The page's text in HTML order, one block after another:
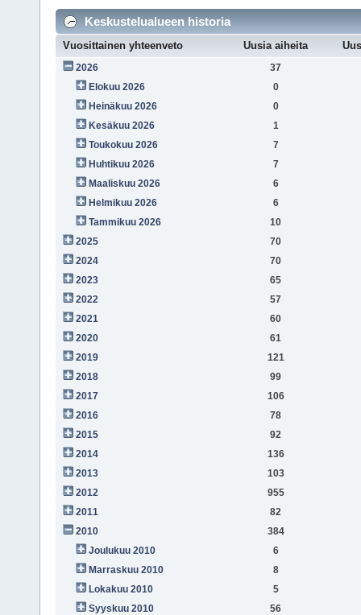
Keskustelualueen historia
Vuosittainen yhteenveto Uusia aiheita
2026
37
Elokuu 2026
0
Heinäkuu 2026
0
Kesäkuu 2026
1
Toukokuu 2026
7
Huhtikuu 2026
7
Maaliskuu 2026
6
Helmikuu 2026
6
Tammikuu 2026
10
2025
70
2024
70
2023
65
2022
57
2021
60
2020
61
2019
121
2018
99
2017
106
2016
78
2015
92
2014
136
2013
103
2012
955
2011
82
2010
384
Joulukuu 2010
6
Marraskuu 2010
8
Lokakuu 2010
5
Syyskuu 2010
56